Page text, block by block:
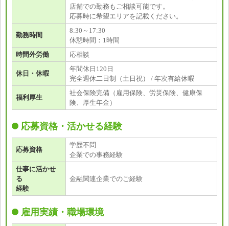
店舗での勤務もご相談可能です。
応募時に希望エリアを記載ください。
勤務時間
8:30～17:30
休憩時間：1時間
時間外労働
応相談
休日・休暇
年間休日120日
完全週休二日制（土日祝） / 年次有給休暇
福利厚生
社会保険完備（雇用保険、労災保険、健康保
険、厚生年金）
応募資格・活かせる経験
応募資格
学歴不問
企業での事務経験
仕事に活かせ
る
経験
金融関連企業でのご経験
雇用実績・職場環境